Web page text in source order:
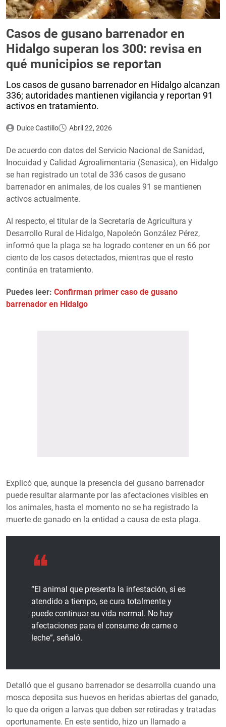
Casos de gusano barrenador en
Hidalgo superan los 300: revisa en
qué municipios se reportan
Los casos de gusano barrenador en Hidalgo alcanzan
336; autoridades mantienen vigilancia y reportan 91
activos en tratamiento.
Dulce Castillo Abril 22, 2026
De acuerdo con datos del Servicio Nacional de Sanidad,
Inocuidad y Calidad Agroalimentaria (Senasica), en Hidalgo
se han registrado un total de 336 casos de gusano
barrenador en animales, de los cuales 91 se mantienen
activos actualmente.
Al respecto, el titular de la Secretaría de Agricultura y
Desarrollo Rural de Hidalgo, Napoleón González Pérez,
informó que la plaga se ha logrado contener en un 66 por
ciento de los casos detectados, mientras que el resto
continúa en tratamiento.
Puedes leer: Confirman primer caso de gusano
barrenador en Hidalgo
Explicó que, aunque la presencia del gusano barrenador
puede resultar alarmante por las afectaciones visibles en
los animales, hasta el momento no se ha registrado la
muerte de ganado en la entidad a causa de esta plaga.
“El animal que presenta la infestación, si es
atendido a tiempo, se cura totalmente y
puede continuar su vida normal. No hay
afectaciones para el consumo de carne o
leche”, señaló.
Detalló que el gusano barrenador se desarrolla cuando una
mosca deposita sus huevos en heridas abiertas del ganado,
lo que da origen a larvas que deben ser retiradas y tratadas
oportunamente. En este sentido, hizo un llamado a